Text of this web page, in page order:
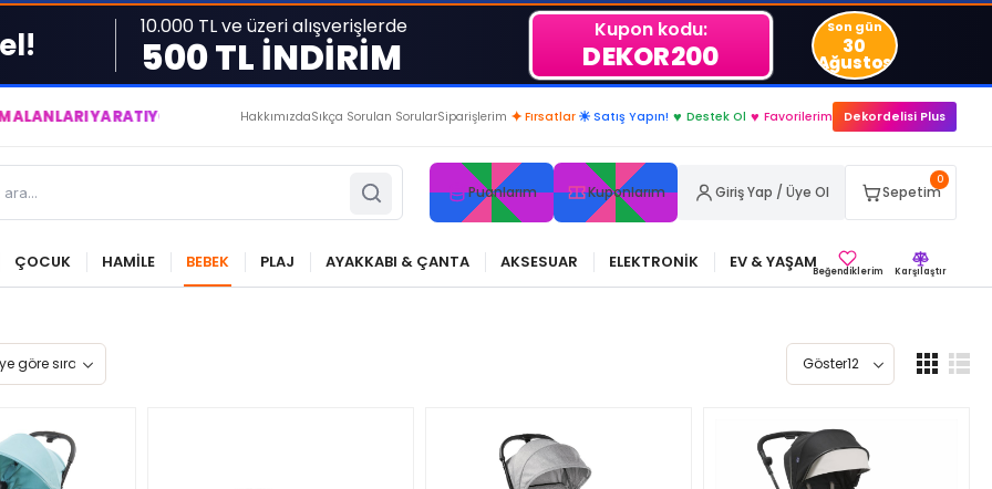
10.000 TL ve üzeri alışverişlerde
500 TL İNDİRİM
Kupon kodu:
DEKOR200
Son gün
30
Ağustos
YARATIYOR VE YAŞATIYORUZ ● BİZİMLE DAİMA KÂRDASINIZ...
HakkımızdaSıkça Sorulan SorularSiparişlerim ✦ Fırsatlar ☀ Satış Yapın! ♥ Destek Ol ♥ Favorilerim Dekordelisi Plus
Puanlarım Kuponlarım Giriş Yap / Üye Ol
0
Sepetim
ÇOCUK HAMİLE BEBEK PLAJ AYAKKABI & ÇANTA AKSESUAR ELEKTRONİK EV & YAŞAMBeğendiklerim Karşılaştır